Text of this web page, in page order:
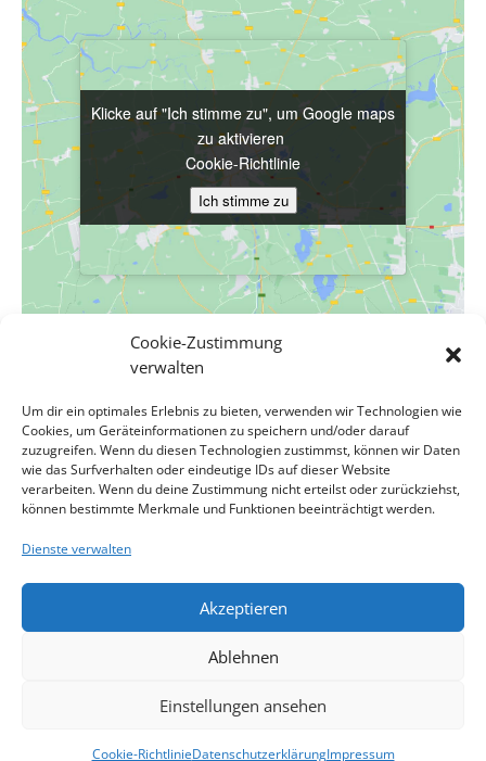
Cookie-Zustimmung
verwalten
Um dir ein optimales Erlebnis zu bieten, verwenden wir Technologien wie
Cookies, um Geräteinformationen zu speichern und/oder darauf
zuzugreifen. Wenn du diesen Technologien zustimmst, können wir Daten
wie das Surfverhalten oder eindeutige IDs auf dieser Website
verarbeiten. Wenn du deine Zustimmung nicht erteilst oder zurückziehst,
können bestimmte Merkmale und Funktionen beeinträchtigt werden.
Dienste verwalten
Akzeptieren
Ablehnen
Einstellungen ansehen
Cookie-RichtlinieDatenschutzerklärungImpressum
VERANSTALTUNGSORT
Cumberlandstraße 48
Wien, Wien 1140 Österreich Google Karte anzeigen
Klicke auf "Ich stimme zu", um Google maps
zu aktivieren
Cookie-Richtlinie
Ich stimme zu
Klicke auf "Ich stimme zu", um Google maps
zu aktivieren
Cookie-Richtlinie
Ich stimme zu
Tischabendmahl zum
Frank-Schlamberger
Gottesdienst zum Karfreitag,
Kontakt
Cookie-Richtlinie (EU)
website designed by ing. herwig röthy